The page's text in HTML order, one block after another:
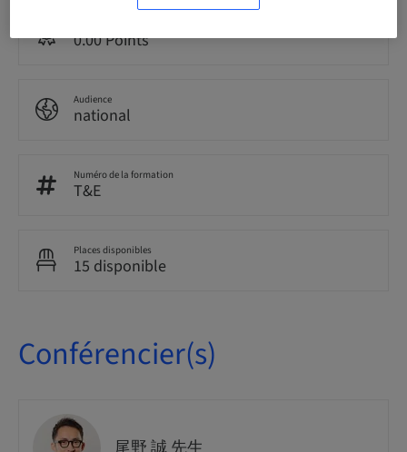
0.00 Points
Audience
national
Numéro de la formation
T&E
Places disponibles
15 disponible
Conférencier(s)
尾野 誠 先生